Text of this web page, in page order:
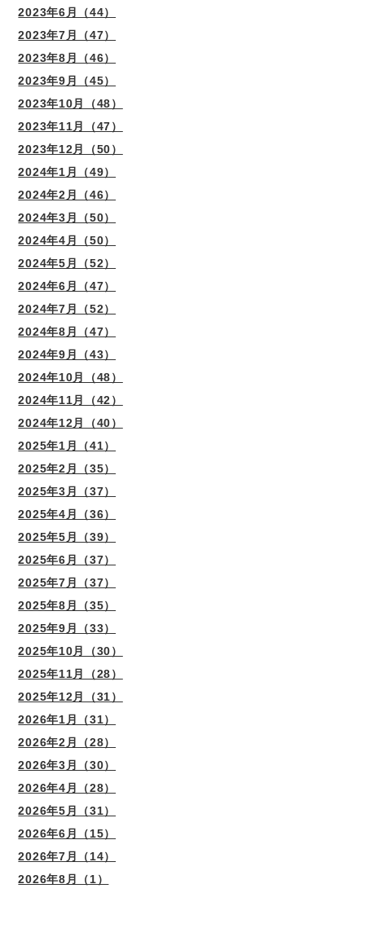
2023年6月（44）
2023年7月（47）
2023年8月（46）
2023年9月（45）
2023年10月（48）
2023年11月（47）
2023年12月（50）
2024年1月（49）
2024年2月（46）
2024年3月（50）
2024年4月（50）
2024年5月（52）
2024年6月（47）
2024年7月（52）
2024年8月（47）
2024年9月（43）
2024年10月（48）
2024年11月（42）
2024年12月（40）
2025年1月（41）
2025年2月（35）
2025年3月（37）
2025年4月（36）
2025年5月（39）
2025年6月（37）
2025年7月（37）
2025年8月（35）
2025年9月（33）
2025年10月（30）
2025年11月（28）
2025年12月（31）
2026年1月（31）
2026年2月（28）
2026年3月（30）
2026年4月（28）
2026年5月（31）
2026年6月（15）
2026年7月（14）
2026年8月（1）